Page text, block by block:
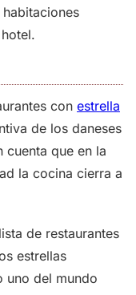
con estrella
de los daneses
cuenta que en la
la cocina cierra a
de restaurantes
estrellas
uno del mundo